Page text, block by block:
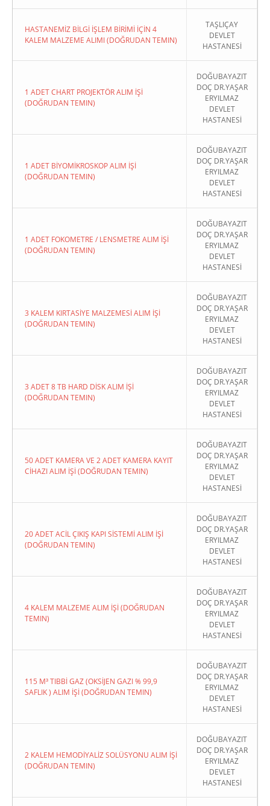
HASTANEMİZ BİLGİ İŞLEM BİRİMİ İÇİN 4
KALEM MALZEME ALIMI (DOĞRUDAN TEMIN)
TAŞLIÇAY
DEVLET
HASTANESİ
1 ADET CHART PROJEKTÖR ALIM İŞİ
(DOĞRUDAN TEMIN)
DOĞUBAYAZIT
DOÇ DR.YAŞAR
ERYILMAZ
DEVLET
HASTANESİ
1 ADET BİYOMİKROSKOP ALIM İŞİ
(DOĞRUDAN TEMIN)
DOĞUBAYAZIT
DOÇ DR.YAŞAR
ERYILMAZ
DEVLET
HASTANESİ
1 ADET FOKOMETRE / LENSMETRE ALIM İŞİ
(DOĞRUDAN TEMIN)
DOĞUBAYAZIT
DOÇ DR.YAŞAR
ERYILMAZ
DEVLET
HASTANESİ
3 KALEM KIRTASİYE MALZEMESİ ALIM İŞİ
(DOĞRUDAN TEMIN)
DOĞUBAYAZIT
DOÇ DR.YAŞAR
ERYILMAZ
DEVLET
HASTANESİ
3 ADET 8 TB HARD DİSK ALIM İŞİ
(DOĞRUDAN TEMIN)
DOĞUBAYAZIT
DOÇ DR.YAŞAR
ERYILMAZ
DEVLET
HASTANESİ
50 ADET KAMERA VE 2 ADET KAMERA KAYIT
CİHAZI ALIM İŞİ (DOĞRUDAN TEMIN)
DOĞUBAYAZIT
DOÇ DR.YAŞAR
ERYILMAZ
DEVLET
HASTANESİ
20 ADET ACİL ÇIKIŞ KAPI SİSTEMİ ALIM İŞİ
(DOĞRUDAN TEMIN)
DOĞUBAYAZIT
DOÇ DR.YAŞAR
ERYILMAZ
DEVLET
HASTANESİ
4 KALEM MALZEME ALIM İŞİ (DOĞRUDAN
TEMIN)
DOĞUBAYAZIT
DOÇ DR.YAŞAR
ERYILMAZ
DEVLET
HASTANESİ
115 M³ TIBBİ GAZ (OKSİJEN GAZI % 99,9
SAFLIK ) ALIM İŞİ (DOĞRUDAN TEMIN)
DOĞUBAYAZIT
DOÇ DR.YAŞAR
ERYILMAZ
DEVLET
HASTANESİ
2 KALEM HEMODİYALİZ SOLÜSYONU ALIM İŞİ
(DOĞRUDAN TEMIN)
DOĞUBAYAZIT
DOÇ DR.YAŞAR
ERYILMAZ
DEVLET
HASTANESİ